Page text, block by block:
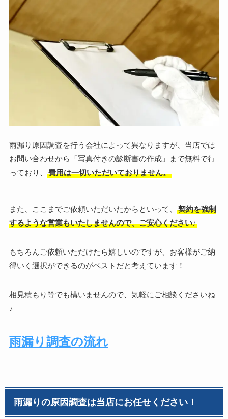
雨漏り原因調査を行う会社によって異なりますが、当店では
お問い合わせから「写真付きの診断書の作成」まで無料で行
っており、
費用は一切いただいておりません。
また、ここまでご依頼いただいたからといって、
契約を強制
するような営業もいたしませんので、ご安心ください♪
もちろんご依頼いただけたら嬉しいのですが、お客様がご納
得いく選択ができるのがベストだと考えています！
相見積もり等でも構いませんので、気軽にご相談くださいね
♪
雨漏り調査の流れ
雨漏りの原因調査は当店にお任せください！